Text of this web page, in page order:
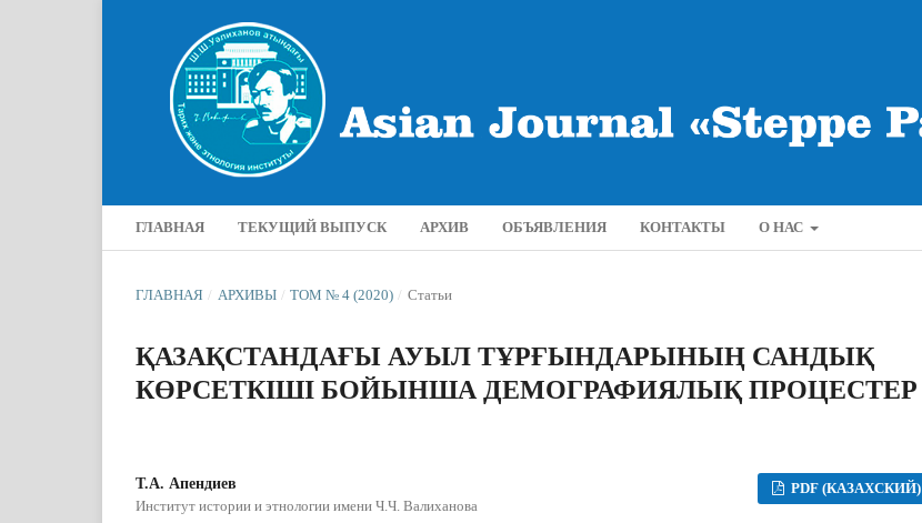
ГЛАВНАЯ ТЕКУЩИЙ ВЫПУСК АРХИВ ОБЪЯВЛЕНИЯ КОНТАКТЫ О НАС
ГЛАВНАЯ / АРХИВЫ / ТОМ № 4 (2020) / Статьи
ҚАЗАҚСТАНДАҒЫ АУЫЛ ТҰРҒЫНДАРЫНЫҢ САНДЫҚ
КӨРСЕТКІШІ БОЙЫНША ДЕМОГРАФИЯЛЫҚ ПРОЦЕСТЕР
Т.А. Апендиев
Институт истории и этнологии имени Ч.Ч. Валиханова
PDF (КАЗАХСКИЙ)